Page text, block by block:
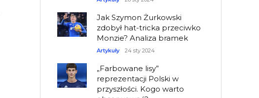
Jak Szymon Żurkowski
zdobył hat-tricka przeciwko
Monzie? Analiza bramek
Artykuły 24 sty 2024
„Farbowane lisy”
reprezentacji Polski w
przyszłości. Kogo warto